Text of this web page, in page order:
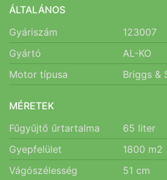
ÁLTALÁNOS
Gyáriszám
123007
Gyártó
AL-KO
Motor típusa
Briggs &
MÉRETEK
Fűgyűjtő űrtartalma
65 liter
Gyepfelület
1800 m2
Vágószélesség
51 cm